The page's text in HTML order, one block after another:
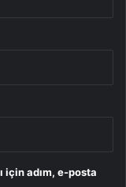
için adım, e-posta